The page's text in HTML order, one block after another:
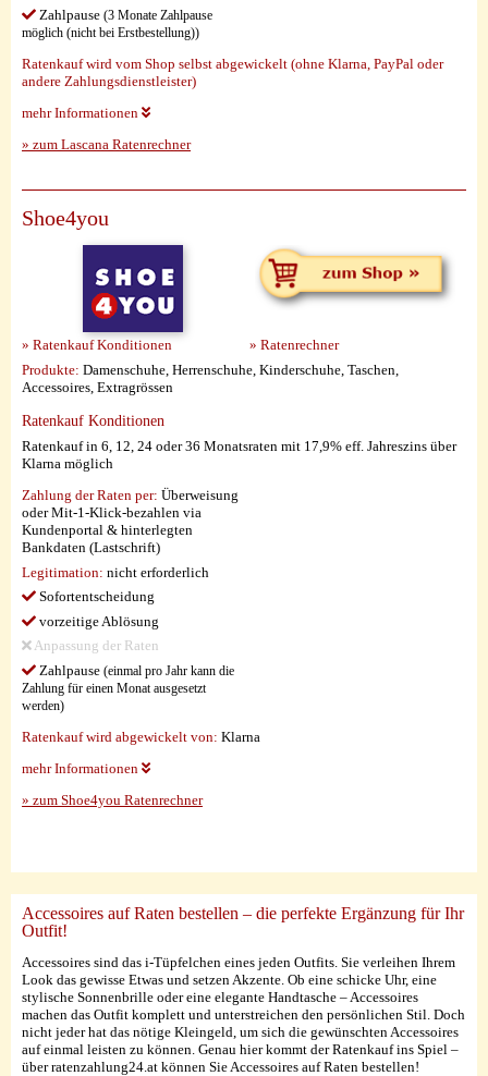
Zahlpause (3 Monate Zahlpause
möglich (nicht bei Erstbestellung))
Ratenkauf wird vom Shop selbst abgewickelt (ohne Klarna, PayPal oder
andere Zahlungsdienstleister)
mehr Informationen
» zum Lascana Ratenrechner
Shoe4you
» Ratenkauf Konditionen
» Ratenrechner
Produkte: Damenschuhe, Herrenschuhe, Kinderschuhe, Taschen,
Accessoires, Extragrössen
Ratenkauf Konditionen
Ratenkauf in 6, 12, 24 oder 36 Monatsraten mit 17,9% eff. Jahreszins über
Klarna möglich
Zahlung der Raten per: Überweisung
oder Mit-1-Klick-bezahlen via
Kundenportal & hinterlegten
Bankdaten (Lastschrift)
Legitimation: nicht erforderlich
Sofortentscheidung
vorzeitige Ablösung
Anpassung der Raten
Zahlpause (einmal pro Jahr kann die
Zahlung für einen Monat ausgesetzt
werden)
Ratenkauf wird abgewickelt von: Klarna
mehr Informationen
» zum Shoe4you Ratenrechner
Accessoires auf Raten bestellen – die perfekte Ergänzung für Ihr
Outfit!
Accessoires sind das i-Tüpfelchen eines jeden Outfits. Sie verleihen Ihrem
Look das gewisse Etwas und setzen Akzente. Ob eine schicke Uhr, eine
stylische Sonnenbrille oder eine elegante Handtasche – Accessoires
machen das Outfit komplett und unterstreichen den persönlichen Stil. Doch
nicht jeder hat das nötige Kleingeld, um sich die gewünschten Accessoires
auf einmal leisten zu können. Genau hier kommt der Ratenkauf ins Spiel –
über ratenzahlung24.at können Sie Accessoires auf Raten bestellen!